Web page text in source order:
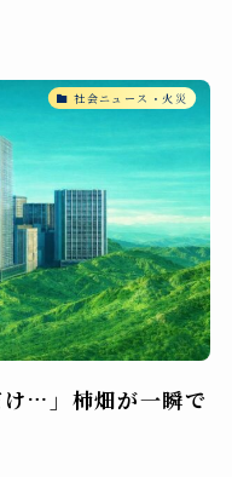
社会ニュース・火災
け…」柿畑が一瞬で